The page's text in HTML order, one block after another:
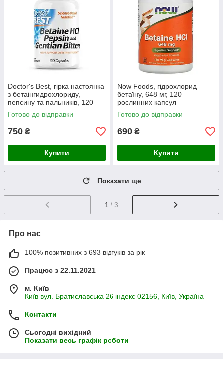
Doctor's Best, гірка настоянка
з бетаінгидрохлориду,
пепсину та пальників, 120
капсул
Готово до відправки
750 ₴
Купити
Now Foods, гідрохлорид
бетаїну, 648 мг, 120
рослинних капсул
Готово до відправки
690 ₴
Купити
Показати ще
1 / 3
Про нас
100% позитивних з 693 відгуків за рік
Працює з 22.11.2021
м. Київ
Київ вул. Братиславська 26 індекс 02156, Київ, Україна
Контакти
Сьогодні вихідний
Показати весь графік роботи